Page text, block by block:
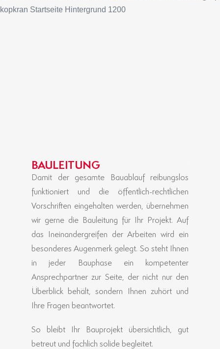
BAULEITUNG
Damit der gesamte Bauablauf reibungslos
funktioniert und die öffentlich-rechtlichen
Vorschriften eingehalten werden, übernehmen
wir gerne die Bauleitung für Ihr Projekt. Auf
das Ineinandergreifen der Arbeiten wird ein
besonderes Augenmerk gelegt. So steht Ihnen
in jeder Bauphase ein kompetenter
Ansprechpartner zur Seite, der nicht nur den
Überblick behält, sondern Ihnen zuhört und
Ihre Fragen beantwortet.
So bleibt Ihr Bauprojekt übersichtlich, gut
betreut und fachlich solide begleitet.